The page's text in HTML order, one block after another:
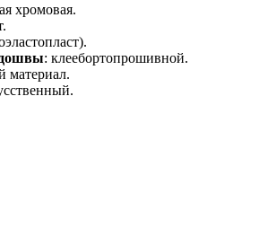
хромовая.
: клеебортопрошивной.
материал.